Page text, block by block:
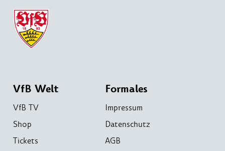
VfB Welt
VfB TV
Shop
Tickets
Formales
Impressum
Datenschutz
AGB